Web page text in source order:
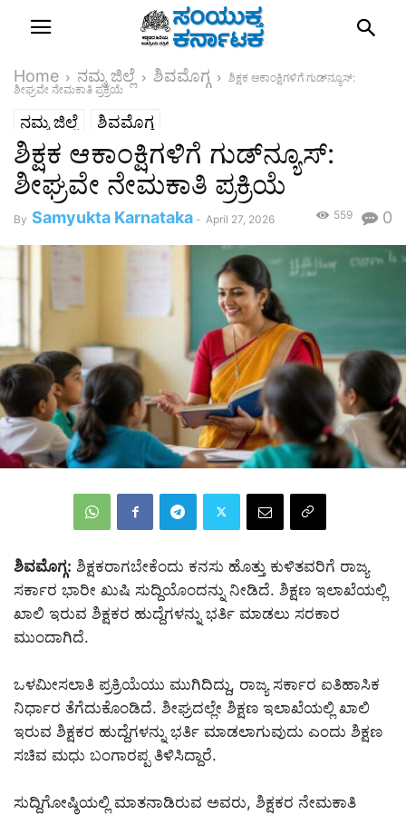
Home ನಮ್ಮ ಜಿಲ್ಲೆ ಶಿವಮೊಗ್ಗ
ಶಿಕ್ಷಕ ಆಕಾಂಕ್ಷಿಗಳಿಗೆ ಗುಡ್‌ನ್ಯೂಸ್‌:
ಶೀಘ್ರವೇ ನೇಮಕಾತಿ ಪ್ರಕ್ರಿಯೆ
ನಮ್ಮ ಜಿಲ್ಲೆ ಶಿವಮೊಗ್ಗ
ಶಿಕ್ಷಕ ಆಕಾಂಕ್ಷಿಗಳಿಗೆ ಗುಡ್‌ನ್ಯೂಸ್‌:
ಶೀಘ್ರವೇ ನೇಮಕಾತಿ ಪ್ರಕ್ರಿಯೆ
By Samyukta Karnataka - April 27, 2026 0
559
ಶಿವಮೊಗ್ಗ: ಶಿಕ್ಷಕರಾಗಬೇಕೆಂದು ಕನಸು ಹೊತ್ತು ಕುಳಿತವರಿಗೆ ರಾಜ್ಯ
ಸರ್ಕಾರ ಭಾರೀ ಖುಷಿ ಸುದ್ದಿಯೊಂದನ್ನು ನೀಡಿದೆ. ಶಿಕ್ಷಣ ಇಲಾಖೆಯಲ್ಲಿ
ಖಾಲಿ ಇರುವ ಶಿಕ್ಷಕರ ಹುದ್ದೆಗಳನ್ನು ಭರ್ತಿ ಮಾಡಲು ಸರಕಾರ
ಮುಂದಾಗಿದೆ.
ಒಳಮೀಸಲಾತಿ ಪ್ರಕ್ರಿಯೆಯು ಮುಗಿದಿದ್ದು, ರಾಜ್ಯ ಸರ್ಕಾರ ಐತಿಹಾಸಿಕ
ನಿರ್ಧಾರ ತೆಗೆದುಕೊಂಡಿದೆ. ಶೀಘ್ರದಲ್ಲೇ ಶಿಕ್ಷಣ ಇಲಾಖೆಯಲ್ಲಿ ಖಾಲಿ
ಇರುವ ಶಿಕ್ಷಕರ ಹುದ್ದೆಗಳನ್ನು ಭರ್ತಿ ಮಾಡಲಾಗುವುದು ಎಂದು ಶಿಕ್ಷಣ
ಸಚಿವ ಮಧು ಬಂಗಾರಪ್ಪ ತಿಳಿಸಿದ್ದಾರೆ.
ಸುದ್ದಿಗೋಷ್ಠಿಯಲ್ಲಿ ಮಾತನಾಡಿರುವ ಅವರು, ಶಿಕ್ಷಕರ ನೇಮಕಾತಿ